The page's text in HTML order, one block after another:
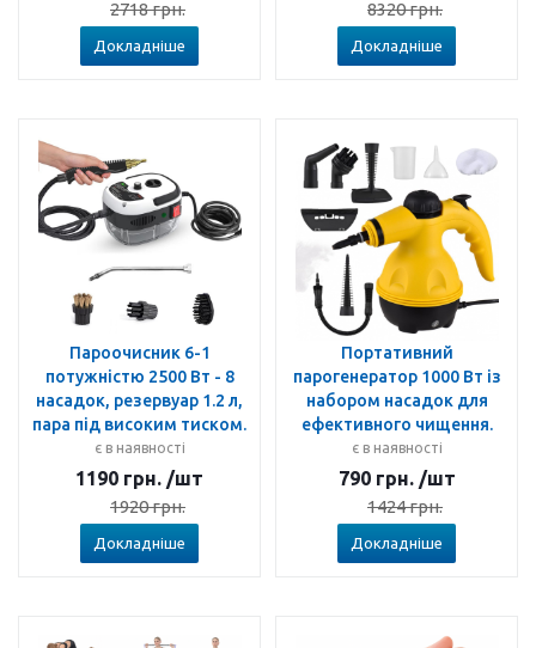
2718грн.
Докладніше
8320грн.
Докладніше
Пароочисник 6-1
потужністю 2500 Вт - 8
насадок, резервуар 1.2 л,
пара під високим тиском.
є в наявності
1190 грн. /шт
1920грн.
Докладніше
Портативний
парогенератор 1000 Вт із
набором насадок для
ефективного чищення.
є в наявності
790 грн. /шт
1424грн.
Докладніше